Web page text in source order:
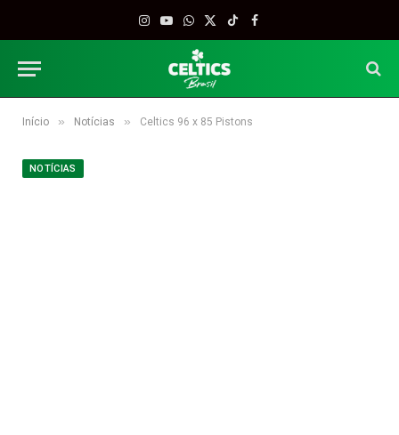
Instagram
YouTube
WhatsApp
X
TikTokFacebook
Início » Notícias » Celtics 96 x 85 Pistons
NOTÍCIAS